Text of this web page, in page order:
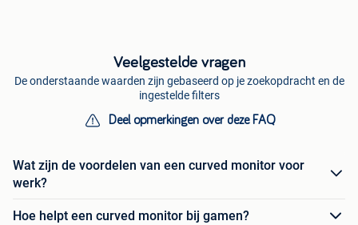
Veelgestelde vragen
De onderstaande waarden zijn gebaseerd op je zoekopdracht en de
ingestelde filters
Deel opmerkingen over deze FAQ
Wat zijn de voordelen van een curved monitor voor
werk?
Hoe helpt een curved monitor bij gamen?